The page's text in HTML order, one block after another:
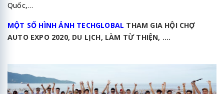
Quốc,…
MỘT SỐ HÌNH ẢNH TECHGLOBAL THAM GIA HỘI CHỢ
AUTO EXPO 2020, DU LỊCH, LÀM TỪ THIỆN, ....